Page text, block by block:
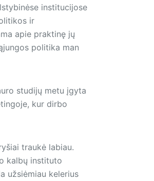
institucijose
ir
apie praktinę jų
politika man
studijų metu įgyta
kur dirbo
traukė labiau.
kalbų instituto
užsiėmiau kelerius